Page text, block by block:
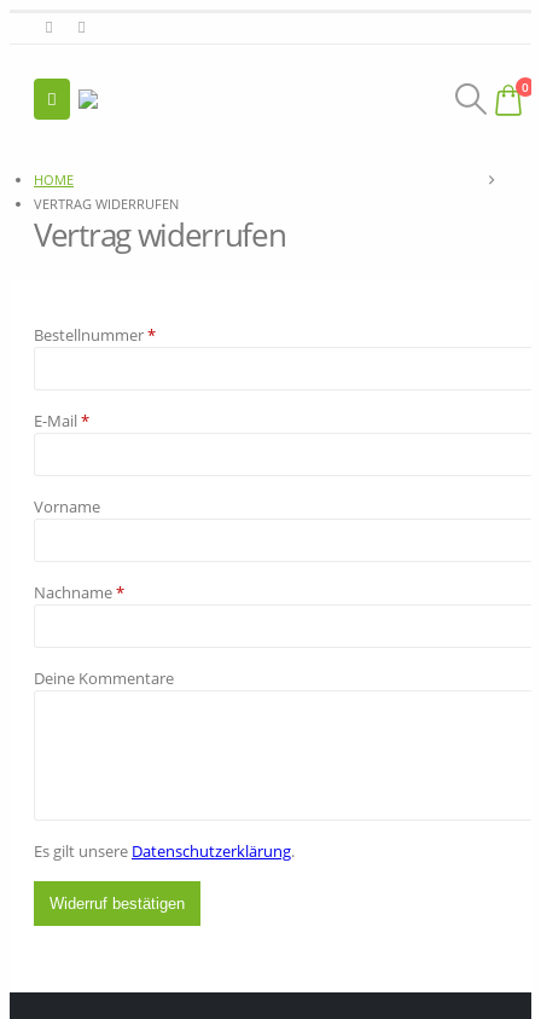
0
HOME
VERTRAG WIDERRUFEN
Vertrag widerrufen
Bestellnummer*erforderlich
E-Mail*erforderlich
Vorname
Nachname*erforderlich
Deine Kommentare
Es gilt unsere Datenschutzerklärung.
Widerruf bestätigen